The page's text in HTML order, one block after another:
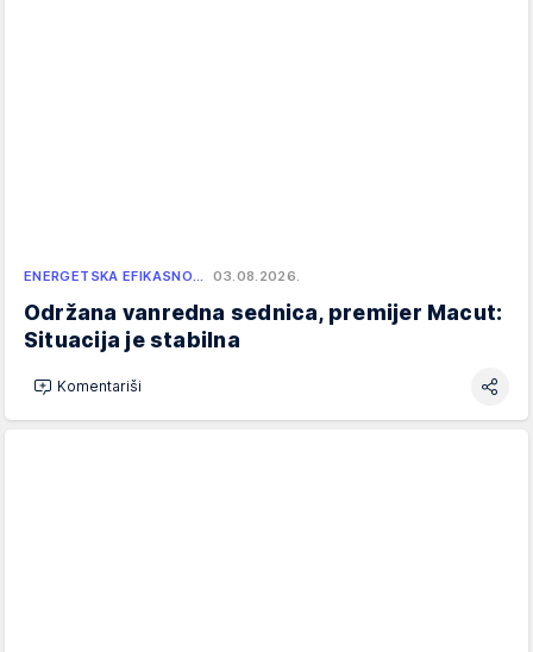
ENERGETSKA EFIKASNO… 03.08.2026.
Održana vanredna sednica, premijer Macut:
Situacija je stabilna
Komentariši